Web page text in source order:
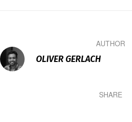
AUTHOR
OLIVER GERLACH
SHARE